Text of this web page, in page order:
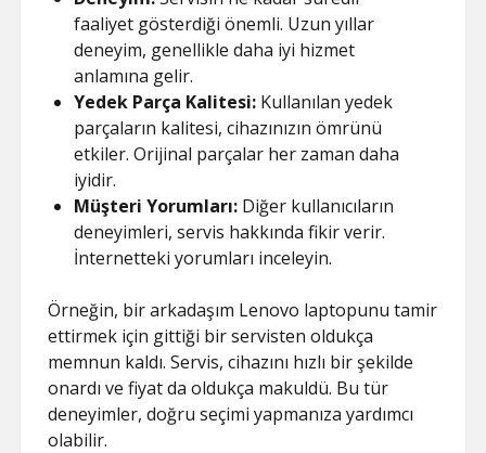
faaliyet gösterdiği önemli. Uzun yıllar
deneyim, genellikle daha iyi hizmet
anlamına gelir.
Yedek Parça Kalitesi: Kullanılan yedek
parçaların kalitesi, cihazınızın ömrünü
etkiler. Orijinal parçalar her zaman daha
iyidir.
Müşteri Yorumları: Diğer kullanıcıların
deneyimleri, servis hakkında fikir verir.
İnternetteki yorumları inceleyin.
Örneğin, bir arkadaşım Lenovo laptopunu tamir
ettirmek için gittiği bir servisten oldukça
memnun kaldı. Servis, cihazını hızlı bir şekilde
onardı ve fiyat da oldukça makuldü. Bu tür
deneyimler, doğru seçimi yapmanıza yardımcı
olabilir.